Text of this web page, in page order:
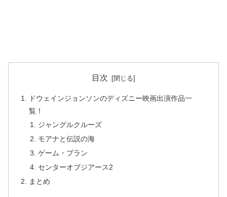
目次
ドウェインジョンソンのディズニー映画出演作品一
覧！
ジャングルクルーズ
モアナと伝説の海
ゲーム・プラン
センターオブジアース2
まとめ